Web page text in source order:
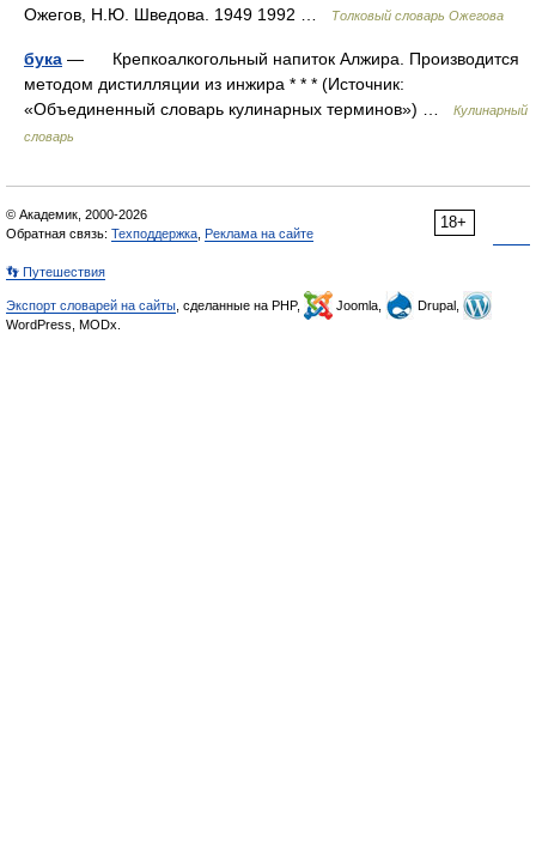
Ожегов, Н.Ю. Шведова. 1949 1992 …
Толковый словарь Ожегова
бука — Крепкоалкогольный напиток Алжира. Производится
методом дистилляции из инжира * * * (Источник:
«Объединенный словарь кулинарных терминов») …
Кулинарный
словарь
18+
© Академик, 2000-2026
Обратная связь: Техподдержка Реклама на сайте
👣 Путешествия
Экспорт словарей на сайты , сделанные на PHP, Joomla,
Drupal,
WordPress, MODx.